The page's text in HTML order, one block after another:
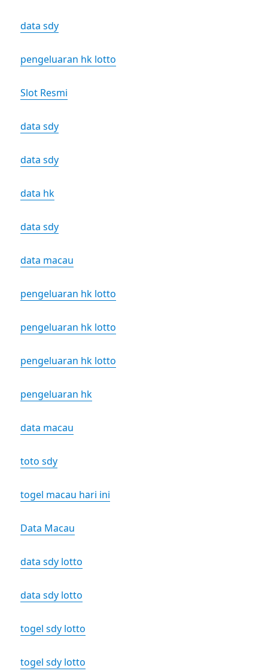
data sdy
pengeluaran hk lotto
Slot Resmi
data sdy
data sdy
data hk
data sdy
data macau
pengeluaran hk lotto
pengeluaran hk lotto
pengeluaran hk lotto
pengeluaran hk
data macau
toto sdy
togel macau hari ini
Data Macau
data sdy lotto
data sdy lotto
togel sdy lotto
togel sdy lotto